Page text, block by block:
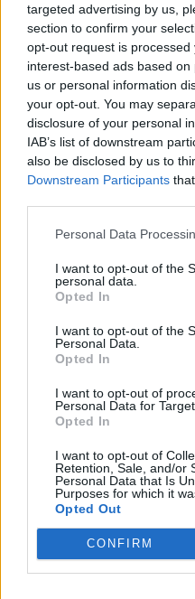
targeted advertising by us,
section to confirm your
opt-out request is
interest-based ads based
us or personal information
your opt-out. You may
disclosure of your personal
IAB’s list of downstream
also be disclosed by us to
Downstream Participants
Personal Data
I want to opt-out of the
personal data.
Opted In
I want to opt-out of the
Personal Data.
Opted In
I want to opt-out of
Personal Data for
Opted In
I want to opt-out of
Retention, Sale, and/or
Personal Data that Is
Purposes for which it
Opted Out
CONFIRM
Bei mir wird beim Porten für
angezeigt. Die Stufe muss
um über zusetzen zu
Stillwasserbucht steigen
Anforderung.
20 September 2022
JEDER_STIRBT_MAL
Junior Experte
Er ist Level 42 muss er
Laufenlerner
Stufe 45 angegeben.
Quest noch nicht
mcdoc
Forenfreak
Zitat von JEDER_STIRBT_MAL:↑